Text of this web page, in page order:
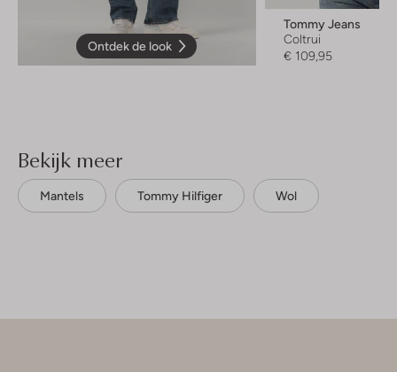
Ontdek de look
Tommy Jeans
Coltrui
€ 109,95
Bekijk meer
Mantels Tommy Hilfiger Wol